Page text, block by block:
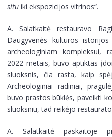
D.U.K.
Metraštis
Kaip mus rasti?
Muziejaus lankymo
D.U.K.
Metraštis
situ iki ekspozicijos vitrinos“.
A. Salatkaitė restauravo
Daugyvenės kultūros istorijos
archeologiniam kompleksui,
2022 metais, buvo aptiktas
sluoksnis, čia rasta, kaip
Archeologiniai radiniai,
buvo prastos būklės, paveikti
sluoksniu, tad reikėjo
A. Salatkaitė paskaitoje